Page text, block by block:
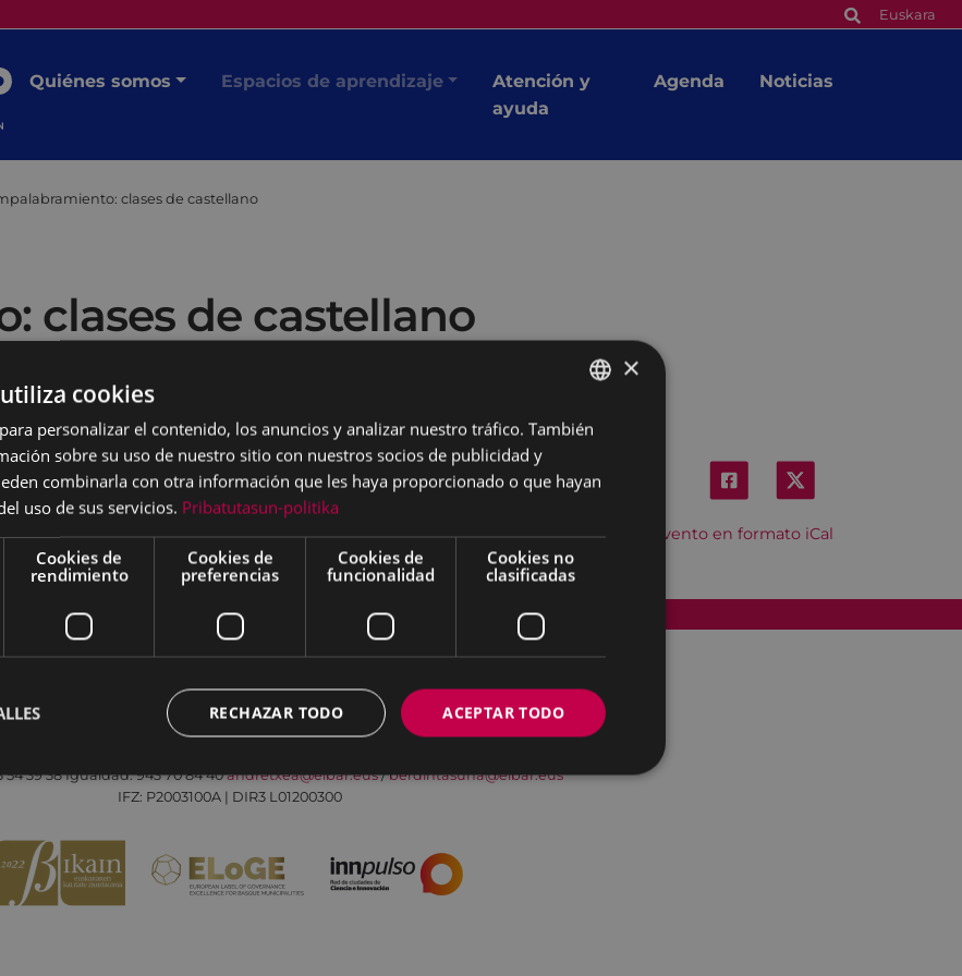
Euskara
Quiénes somos Espacios de aprendizaje
Atención y
ayuda
Agenda Noticias
clases de castellano
clases de castellano
Descargar el evento en formato iCal
Aviso legal Política de cookies Contacto Accesibilidad
Todas las redes sociales del Ayuntamiento
54 39 38Igualdad: 943 70 84 40andretxea@eibar.eus/berdintasuna@eibar.eus
IFZ: P2003100A | DIR3 L01200300
BASQUE
×
cookies
personalizar el contenido, los anuncios y analizar nuestro tráfico. También
sobre su uso de nuestro sitio con nuestros socios de publicidad y
combinarla con otra información que les haya proporcionado o que hayan
uso de sus servicios. Pribatutasun-politika
Cookies de
rendimiento
Cookies de
preferencias
Cookies de
funcionalidad
Cookies no
clasificadas
ACEPTAR TODO
RECHAZAR TODO